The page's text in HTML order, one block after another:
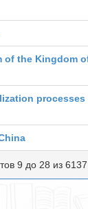
of the Kingdom
processes
9 до 28 из 6137